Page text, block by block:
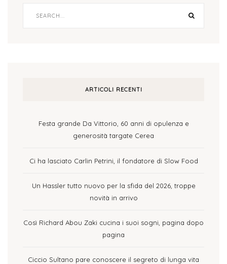
ARTICOLI RECENTI
Festa grande Da Vittorio, 60 anni di opulenza e
generosità targate Cerea
Ci ha lasciato Carlin Petrini, il fondatore di Slow Food
Un Hassler tutto nuovo per la sfida del 2026, troppe
novità in arrivo
Così Richard Abou Zaki cucina i suoi sogni, pagina dopo
pagina
Ciccio Sultano pare conoscere il segreto di lunga vita